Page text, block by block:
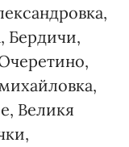
Бердичи,
Великя